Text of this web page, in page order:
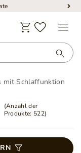
mit Schlaffunktion
(Anzahl der
Produkte: 522)